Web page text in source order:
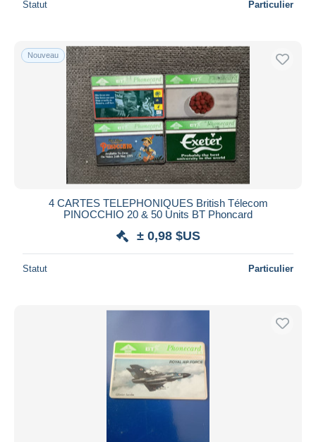
Statut Particulier
Nouveau
4 CARTES TELEPHONIQUES British Télecom
PINOCCHIO 20 & 50 Units BT Phoncard
± 0,98 $US
Statut Particulier